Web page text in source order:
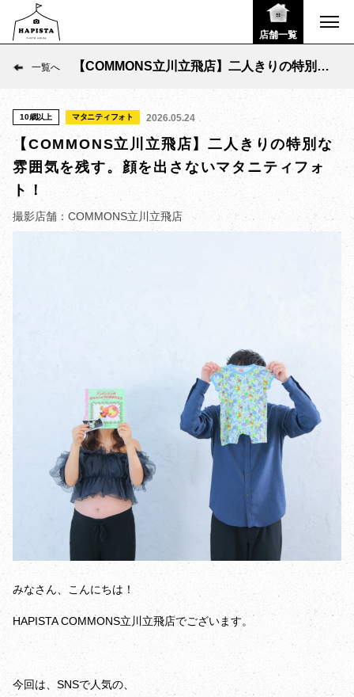
店舗一覧
一覧へ
【COMMONS立川立飛店】二人きりの特別な
10歳以上 マタニティフォト 2026.05.24
【COMMONS立川立飛店】二人きりの特別な
雰囲気を残す。顔を出さないマタニティフォ
ト！
撮影店舗：COMMONS立川立飛店
みなさん、こんにちは！
HAPISTA COMMONS立川立飛店でございます。
今回は、SNSで人気の、